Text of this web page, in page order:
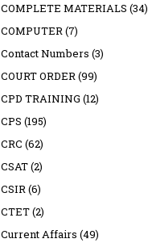
COMPLETE MATERIALS (34)
COMPUTER(7)
Contact Numbers (3)
COURT ORDER(99)
CPD TRAINING (12)
CPS (195)
CRC (62)
CSAT(2)
CSIR(6)
CTET(2)
Current Affairs (49)